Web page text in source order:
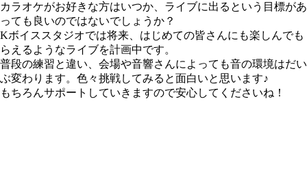
カラオケがお好きな方はいつか、ライブに出るという目標があ
っても良いのではないでしょうか？
Kボイススタジオでは将来、はじめての皆さんにも楽しんでも
らえるようなライブを計画中です。
普段の練習と違い、会場や音響さんによっても音の環境はだい
ぶ変わります。色々挑戦してみると面白いと思います♪
もちろんサポートしていきますので安心してくださいね！